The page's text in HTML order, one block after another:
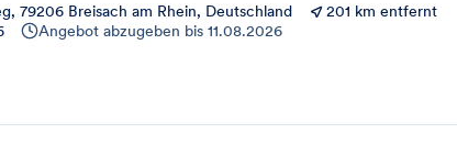
79206 Breisach am Rhein, Deutschland
201 km entfernt
Angebot abzugeben bis 11.08.2026